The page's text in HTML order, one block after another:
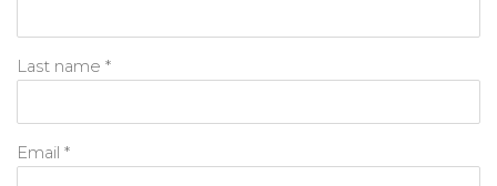
Last name *
Email *